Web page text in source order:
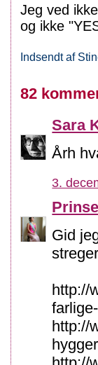
Jeg ved
og ikke
Indsendt af
82
Sara
Årh
3.
Gid
http://
http://